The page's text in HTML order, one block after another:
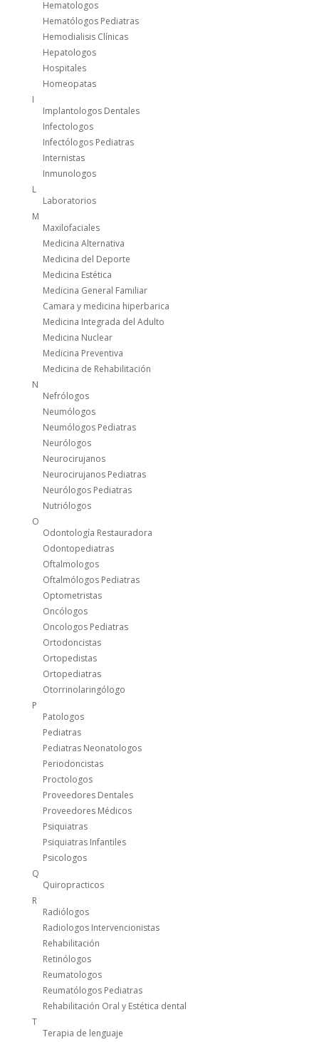
Hematologos
Hematólogos Pediatras
Hemodialisis Clínicas
Hepatologos
Hospitales
Homeopatas
I
Implantologos Dentales
Infectologos
Infectólogos Pediatras
Internistas
Inmunologos
L
Laboratorios
M
Maxilofaciales
Medicina Alternativa
Medicina del Deporte
Medicina Estética
Medicina General Familiar
Camara y medicina hiperbarica
Medicina Integrada del Adulto
Medicina Nuclear
Medicina Preventiva
Medicina de Rehabilitación
N
Nefrólogos
Neumólogos
Neumólogos Pediatras
Neurólogos
Neurocirujanos
Neurocirujanos Pediatras
Neurólogos Pediatras
Nutriólogos
O
Odontología Restauradora
Odontopediatras
Oftalmologos
Oftalmólogos Pediatras
Optometristas
Oncólogos
Oncologos Pediatras
Ortodoncistas
Ortopedistas
Ortopediatras
Otorrinolaringólogo
P
Patologos
Pediatras
Pediatras Neonatologos
Periodoncistas
Proctologos
Proveedores Dentales
Proveedores Médicos
Psiquiatras
Psiquiatras Infantiles
Psicologos
Q
Quiropracticos
R
Radiólogos
Radiologos Intervencionistas
Rehabilitación
Retinólogos
Reumatologos
Reumatólogos Pediatras
Rehabilitación Oral y Estética dental
T
Terapia de lenguaje